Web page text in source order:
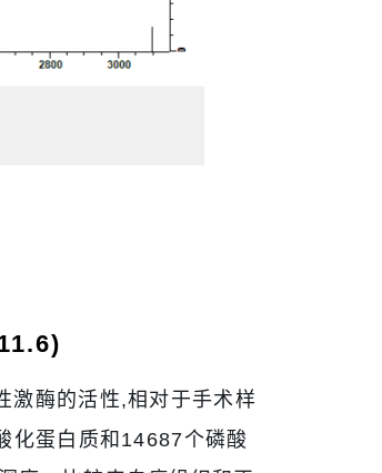
激酶的活性,相对于手术样
化蛋白质和14687个磷酸